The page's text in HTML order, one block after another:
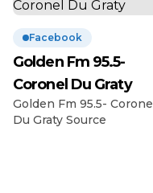
Facebook
Golden Fm 95.5-
Coronel Du Graty
Golden Fm 95.5- Coronel
Du Graty Source